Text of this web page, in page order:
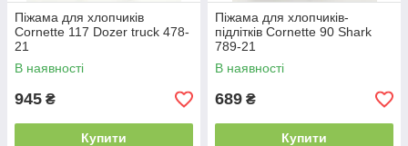
Піжама для хлопчиків
Cornette 117 Dozer truck 478-
21
В наявності
945 ₴
Купити
Піжама для хлопчиків-
підлітків Cornette 90 Shark
789-21
В наявності
689 ₴
Купити